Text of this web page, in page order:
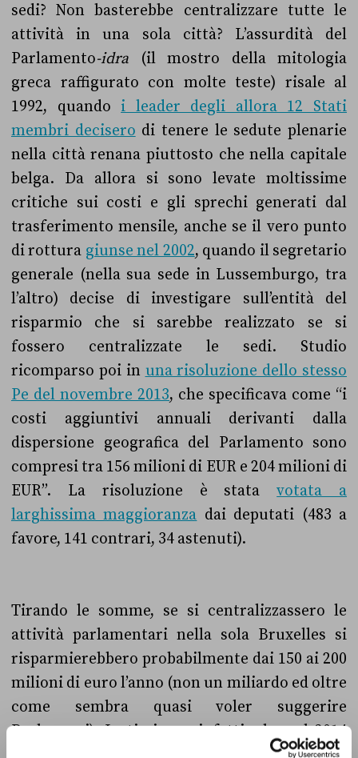
sedi? Non basterebbe centralizzare tutte le
attività in una sola città? L’assurdità del
Parlamento-idra (il mostro della mitologia
greca raffigurato con molte teste) risale al
1992, quando i leader degli allora 12 Stati
membri decisero di tenere le sedute plenarie
nella città renana piuttosto che nella capitale
belga. Da allora si sono levate moltissime
critiche sui costi e gli sprechi generati dal
trasferimento mensile, anche se il vero punto
di rottura giunse nel 2002, quando il segretario
generale (nella sua sede in Lussemburgo, tra
l’altro) decise di investigare sull’entità del
risparmio che si sarebbe realizzato se si
fossero centralizzate le sedi. Studio
ricomparso poi in una risoluzione dello stesso
Pe del novembre 2013, che specificava come “i
costi aggiuntivi annuali derivanti dalla
dispersione geografica del Parlamento sono
compresi tra 156 milioni di EUR e 204 milioni di
EUR”. La risoluzione è statavotata a
larghissima maggioranza dai deputati (483 a
favore, 141 contrari, 34 astenuti).
Tirando le somme, se si centralizzassero le
attività parlamentari nella sola Bruxelles si
risparmierebbero probabilmente dai 150 ai 200
milioni di euro l’anno (non un miliardo ed oltre
come sembra quasi voler suggerire
Berlusconi). Ipotizziamo, infatti, che nel 2014